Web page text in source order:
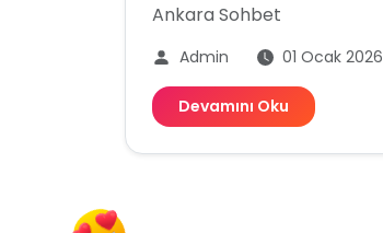
Ankara Sohbet
Admin 01 Ocak 2026
Devamını Oku